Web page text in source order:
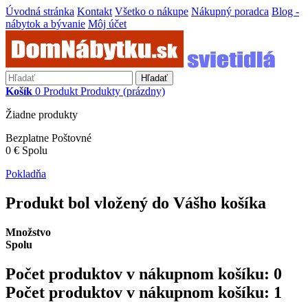
Úvodná stránka Kontakt Všetko o nákupe Nákupný poradca Blog -
nábytok a bývanie Môj účet
Hľadať
Košík 0 Produkt Produkty (prázdny)
Žiadne produkty
Bezplatne Poštovné
0 € Spolu
Pokladňa
Produkt bol vložený do Vášho košíka
Množstvo
Spolu
Počet produktov v nákupnom košíku: 0
Počet produktov v nákupnom košíku: 1